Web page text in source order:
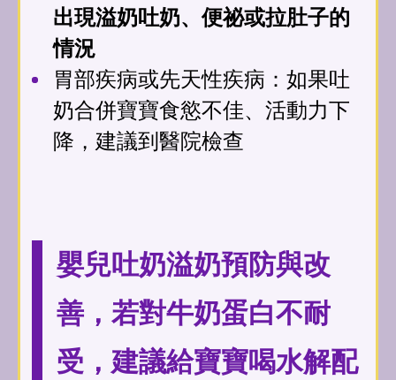
出現溢奶吐奶、便祕或拉肚子的
情況
胃部疾病或先天性疾病：如果吐
奶合併寶寶食慾不佳、活動力下
降，建議到醫院檢查
嬰兒吐奶溢奶預防與改
善，若對牛奶蛋白不耐
受，建議給寶寶喝水解配